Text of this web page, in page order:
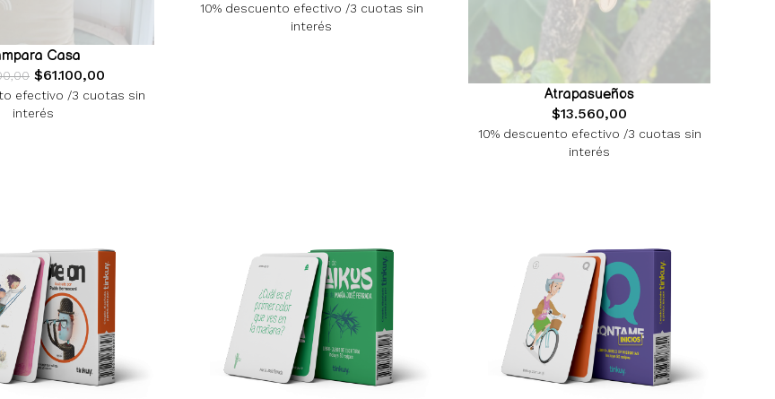
Casa
$61.100,00
efectivo /3 cuotas sin
interés
10% descuento efectivo /3 cuotas sin
interés
Atrapasueños
$13.560,00
10% descuento efectivo /3 cuotas sin
interés